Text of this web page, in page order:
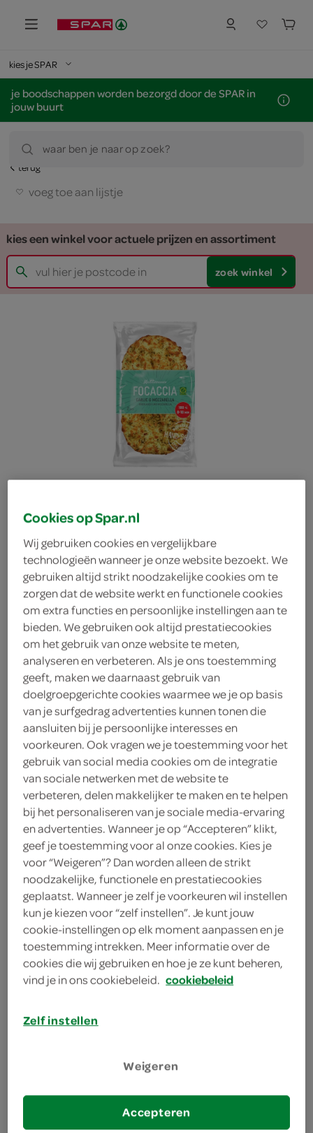
kies je SPAR
je boodschappen worden bezorgd door de SPAR in
jouw buurt
waar ben je naar op zoek?
terug
voeg toe aan lijstje
kies een winkel voor actuele prijzen en assortiment
zoek winkel
Mediterraneo focaccia
kruiden mozzarella
Mediterraneo
2.
99
2 Stuks
Let op: aanbiedingen zijn niet zichtbaar bij de
producten, maar worden wél automatisch
verwerkt in de winkelmand.
luchtige focaccia met kruiden en mozzarella die je
thuis eenvoudig afbakt voor een warm broodmoment
focaccia is een Italiaanse specialiteit
de Mediterraneo focaccia kruiden mozzarella is
vol van smaak
eenvoudig brood om af te bakken
omschrijving
Cookies op Spar.nl
Wij gebruiken cookies en vergelijkbare
technologieën wanneer je onze website bezoekt. We
gebruiken altijd strikt noodzakelijke cookies om te
zorgen dat de website werkt en functionele cookies
om extra functies en persoonlijke instellingen aan te
bieden. We gebruiken ook altijd prestatiecookies
om het gebruik van onze website te meten,
analyseren en verbeteren. Als je ons toestemming
geeft, maken we daarnaast gebruik van
doelgroepgerichte cookies waarmee we je op basis
van je surfgedrag advertenties kunnen tonen die
aansluiten bij je persoonlijke interesses en
voorkeuren. Ook vragen we je toestemming voor het
gebruik van social media cookies om de integratie
van sociale netwerken met de website te
verbeteren, delen makkelijker te maken en te helpen
bij het personaliseren van je sociale media-ervaring
en advertenties. Wanneer je op “Accepteren” klikt,
geef je toestemming voor al onze cookies. Kies je
voor “Weigeren”? Dan worden alleen de strikt
noodzakelijke, functionele en prestatiecookies
geplaatst. Wanneer je zelf je voorkeuren wil instellen
kun je kiezen voor “zelf instellen”. Je kunt jouw
cookie-instellingen op elk moment aanpassen en je
toestemming intrekken. Meer informatie over de
cookies die wij gebruiken en hoe je ze kunt beheren,
vind je in ons cookiebeleid. cookiebeleid
Zelf instellen
Weigeren
Accepteren